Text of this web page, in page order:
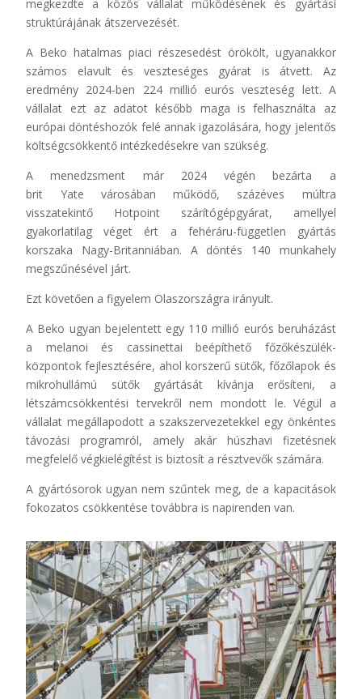
megkezdte a közös vállalat működésének és gyártási
struktúrájának átszervezését.
A Beko hatalmas piaci részesedést örökölt, ugyanakkor
számos elavult és veszteséges gyárat is átvett. Az
eredmény 2024-ben 224 millió eurós veszteség lett. A
vállalat ezt az adatot később maga is felhasználta az
európai döntéshozók felé annak igazolására, hogy jelentős
költségcsökkentő intézkedésekre van szükség.
A menedzsment már 2024 végén bezárta a
brit Yate városában működő, százéves múltra
visszatekintő Hotpoint szárítógépgyárat, amellyel
gyakorlatilag véget ért a fehéráru-független gyártás
korszaka Nagy-Britanniában. A döntés 140 munkahely
megszűnésével járt.
Ezt követően a figyelem Olaszországra irányult.
A Beko ugyan bejelentett egy 110 millió eurós beruházást
a melanoi és cassinettai beépíthető főzőkészülék-
központok fejlesztésére, ahol korszerű sütők, főzőlapok és
mikrohullámú sütők gyártását kívánja erősíteni, a
létszámcsökkentési tervekről nem mondott le. Végül a
vállalat megállapodott a szakszervezetekkel egy önkéntes
távozási programról, amely akár húszhavi fizetésnek
megfelelő végkielégítést is biztosít a résztvevők számára.
A gyártósorok ugyan nem szűntek meg, de a kapacitások
fokozatos csökkentése továbbra is napirenden van.